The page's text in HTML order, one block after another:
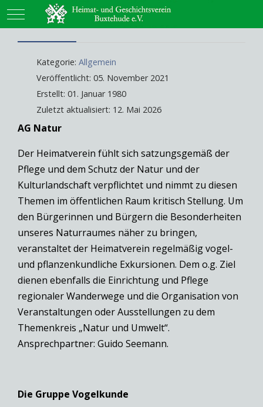
Mobile Menu Toggle
Kategorie: Allgemein
Veröffentlicht: 05. November 2021
Erstellt: 01. Januar 1980
Zuletzt aktualisiert: 12. Mai 2026
AG Natur
Der Heimatverein fühlt sich satzungsgemäß der
Pflege und dem Schutz der Natur und der
Kulturlandschaft verpflichtet und nimmt zu diesen
Themen im öffentlichen Raum kritisch Stellung. Um
den Bürgerinnen und Bürgern die Besonderheiten
unseres Naturraumes näher zu bringen,
veranstaltet der Heimatverein regelmäßig vogel-
und pflanzenkundliche Exkursionen. Dem o.g. Ziel
dienen ebenfalls die Einrichtung und Pflege
regionaler Wanderwege und die Organisation von
Veranstaltungen oder Ausstellungen zu dem
Themenkreis „Natur und Umwelt“.
Ansprechpartner: Guido Seemann.
Die Gruppe Vogelkunde